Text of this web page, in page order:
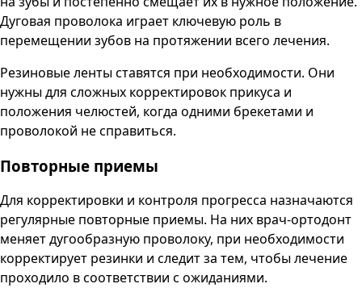
Дуговая проволока играет ключевую роль в
перемещении зубов на протяжении всего лечения.
Резиновые ленты ставятся при необходимости. Они
нужны для сложных корректировок прикуса и
положения челюстей, когда одними брекетами и
проволокой не справиться.
Повторные приемы
Для корректировки и контроля прогресса назначаются
регулярные повторные приемы. На них врач-ортодонт
меняет дугообразную проволоку, при необходимости
корректирует резинки и следит за тем, чтобы лечение
проходило в соответствии с ожиданиями.